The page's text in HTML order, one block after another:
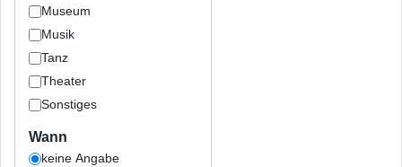
Museum
Musik
Tanz
Theater
Sonstiges
Wann
keine Angabe